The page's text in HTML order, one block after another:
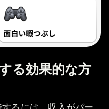
る効果的な方